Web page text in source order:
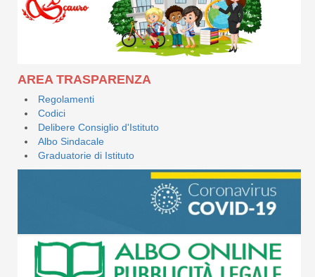
AREA TRASPARENZA
Regolamenti
Codici
Delibere Consiglio d'Istituto
Albo Sindacale
Graduatorie di Istituto